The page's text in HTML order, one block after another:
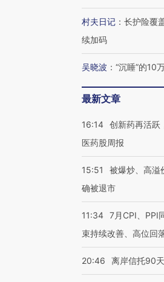
村夫日记 ： 长护险覆
续加码
吴晓波 ： “沉睡”的10
最新文章
16:14 创新药再活跃
医药股周报
15:51
被爆炒、高溢
确被退市
11:34 7月CPI、PPI
束持续改善、高位回
20:46 离岸信托90